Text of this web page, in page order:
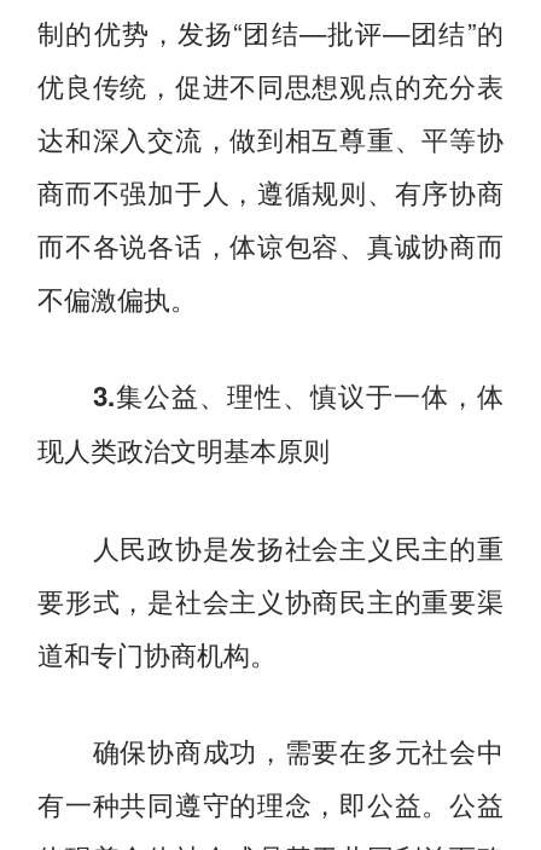
制的优势，发扬“团结—批评—团结”的
优良传统，促进不同思想观点的充分表
达和深入交流，做到相互尊重、平等协
商而不强加于人，遵循规则、有序协商
而不各说各话，体谅包容、真诚协商而
不偏激偏执。
3.集公益、理性、慎议于一体，体
现人类政治文明基本原则
人民政协是发扬社会主义民主的重
要形式，是社会主义协商民主的重要渠
道和专门协商机构。
确保协商成功，需要在多元社会中
有一种共同遵守的理念，即公益。公益